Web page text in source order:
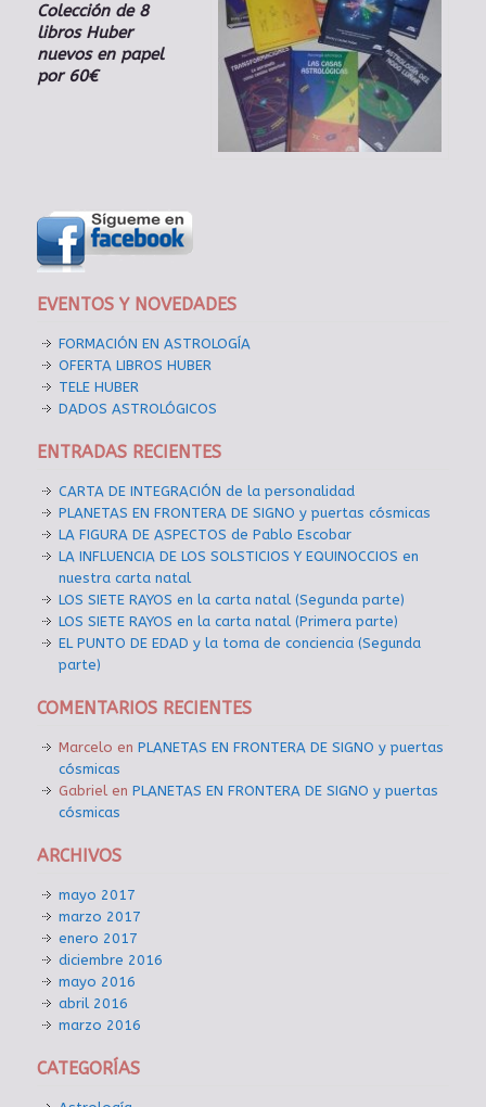
Colección de 8
libros Huber
nuevos en papel
por 60€
EVENTOS Y NOVEDADES
FORMACIÓN EN ASTROLOGÍA
OFERTA LIBROS HUBER
TELE HUBER
DADOS ASTROLÓGICOS
ENTRADAS RECIENTES
CARTA DE INTEGRACIÓN de la personalidad
PLANETAS EN FRONTERA DE SIGNO y puertas cósmicas
LA FIGURA DE ASPECTOS de Pablo Escobar
LA INFLUENCIA DE LOS SOLSTICIOS Y EQUINOCCIOS en
nuestra carta natal
LOS SIETE RAYOS en la carta natal (Segunda parte)
LOS SIETE RAYOS en la carta natal (Primera parte)
EL PUNTO DE EDAD y la toma de conciencia (Segunda
parte)
COMENTARIOS RECIENTES
Marcelo en PLANETAS EN FRONTERA DE SIGNO y puertas
cósmicas
Gabriel en PLANETAS EN FRONTERA DE SIGNO y puertas
cósmicas
ARCHIVOS
mayo 2017
marzo 2017
enero 2017
diciembre 2016
mayo 2016
abril 2016
marzo 2016
CATEGORÍAS